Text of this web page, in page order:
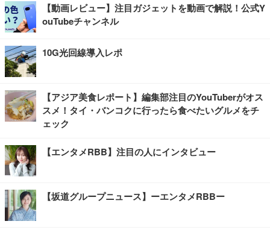
【動画レビュー】注目ガジェットを動画で解説！公式Y
ouTubeチャンネル
10G光回線導入レポ
【アジア美食レポート】編集部注目のYouTuberがオス
スメ！タイ・バンコクに行ったら食べたいグルメをチ
ェック
【エンタメRBB】注目の人にインタビュー
【坂道グループニュース】ーエンタメRBBー